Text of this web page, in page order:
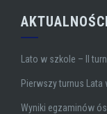
AKTUALNOŚCI
Lato w szkole – II
Pierwszy turnus
Wyniki egzaminów